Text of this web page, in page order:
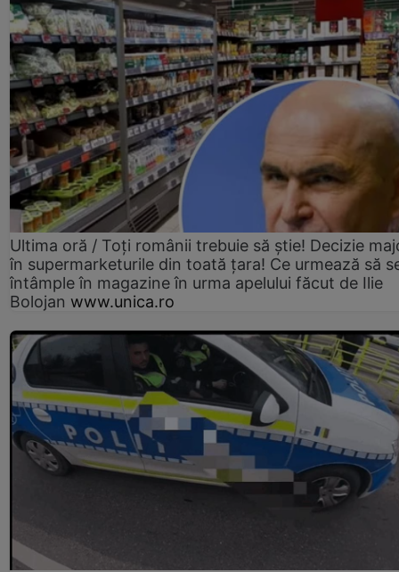
Ultima oră / Toți românii trebuie să știe! Decizie
în supermarketurile din toată țara! Ce urmează să
întâmple în magazine în urma apelului făcut de Ilie
Bolojan www.unica.ro